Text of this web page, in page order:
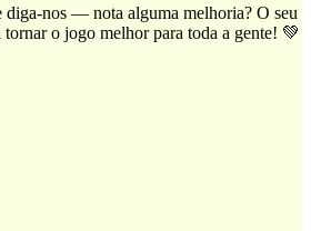
diga-nos — nota alguma melhoria? O seu
o jogo melhor para toda a gente! 💚